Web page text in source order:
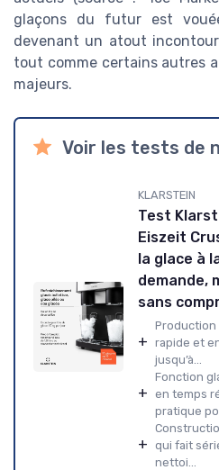
glaçons du futur est
devenant un atout
tout comme certains autres
majeurs.
Voir les tests de
KLARSTEIN
Test
Eiszeit
la glace à
demande,
sans
+
Production
rapide et
jusqu’à...
+
Fonction
en temps
pratique
+ qui fait
nettoi...